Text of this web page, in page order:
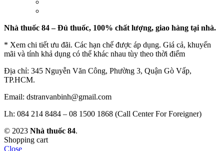
Nhà thuốc 84 – Đủ thuốc, 100% chất lượng, giao hàng tại nhà.
* Xem chi tiết ưu đãi. Các hạn chế được áp dụng. Giá cả, khuyến
mãi và tính khả dụng có thể khác nhau tùy theo thời điểm
Địa chỉ: 345 Nguyễn Văn Công, Phường 3, Quận Gò Vấp,
TP.HCM.
Email: dstranvanbinh@gmail.com
Lh: 084 214 8484 – 08 1500 1868 (Call Center For Foreigner)
© 2023 Nhà thuốc 84.
Shopping cart
Close